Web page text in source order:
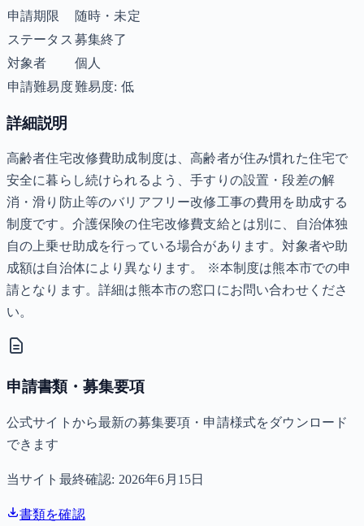
申請期限
随時・未定
ステータス 募集終了
対象者
個人
申請難易度難易度: 低
詳細説明
高齢者住宅改修費助成制度は、高齢者が住み慣れた住宅で
安全に暮らし続けられるよう、手すりの設置・段差の解
消・滑り防止等のバリアフリー改修工事の費用を助成する
制度です。介護保険の住宅改修費支給とは別に、自治体独
自の上乗せ助成を行っている場合があります。対象者や助
成額は自治体により異なります。 ※本制度は熊本市での申
請となります。詳細は熊本市の窓口にお問い合わせくださ
い。
申請書類・募集要項
公式サイトから最新の募集要項・申請様式をダウンロード
できます
当サイト最終確認: 2026年6月15日
書類を確認